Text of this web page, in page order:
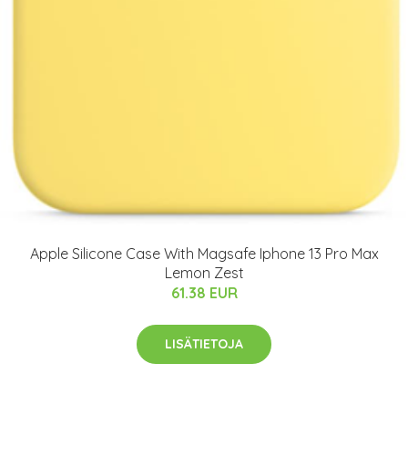
Apple Silicone Case With Magsafe Iphone 13 Pro Max
Lemon Zest
61.38 EUR
LISÄTIETOJA